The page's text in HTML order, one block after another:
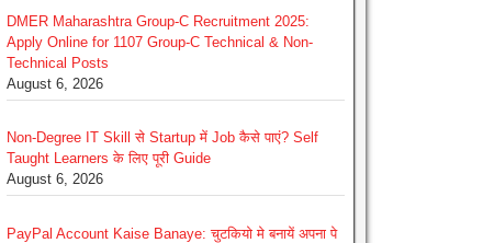
DMER Maharashtra Group-C Recruitment 2025:
Apply Online for 1107 Group-C Technical & Non-
Technical Posts
August 6, 2026
Non-Degree IT Skill से Startup में Job कैसे पाएं? Self
Taught Learners के लिए पूरी Guide
August 6, 2026
PayPal Account Kaise Banaye: चुटकियो मे बनायें अपना पे